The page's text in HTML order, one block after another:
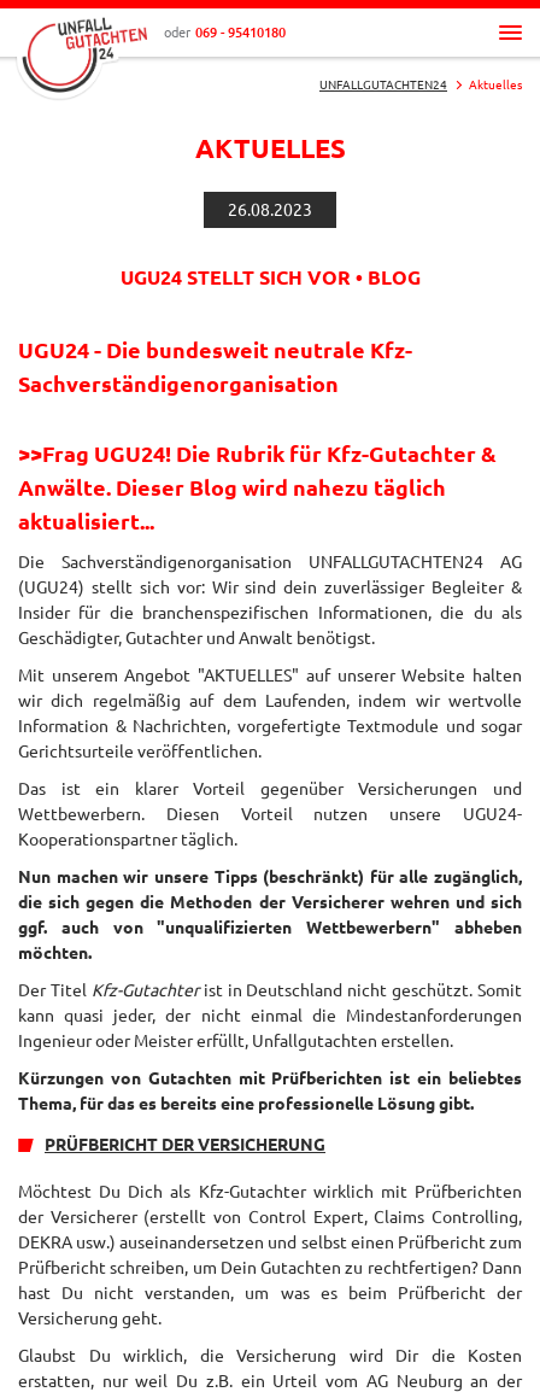
oder 069 - 95410180
UNFALLGUTACHTEN24 Aktuelles
AKTUELLES
26.08.2023
UGU24 STELLT SICH VOR • BLOG
UGU24 - Die bundesweit neutrale Kfz-
Sachverständigenorganisation
>>Frag UGU24! Die Rubrik für Kfz-Gutachter &
Anwälte. Dieser Blog wird nahezu täglich
aktualisiert...
Die Sachverständigenorganisation UNFALLGUTACHTEN24 AG
(UGU24) stellt sich vor: Wir sind dein zuverlässiger Begleiter &
Insider für die branchenspezifischen Informationen, die du als
Geschädigter, Gutachter und Anwalt benötigst.
Mit unserem Angebot "AKTUELLES" auf unserer Website halten
wir dich regelmäßig auf dem Laufenden, indem wir wertvolle
Information & Nachrichten, vorgefertigte Textmodule und sogar
Gerichtsurteile veröffentlichen.
Das ist ein klarer Vorteil gegenüber Versicherungen und
Wettbewerbern. Diesen Vorteil nutzen unsere UGU24-
Kooperationspartner täglich.
Nun machen wir unsere Tipps (beschränkt) für alle zugänglich,
die sich gegen die Methoden der Versicherer wehren und sich
ggf. auch von "unqualifizierten Wettbewerbern" abheben
möchten.
Der Titel Kfz-Gutachterist in Deutschland nicht geschützt. Somit
kann quasi jeder, der nicht einmal die Mindestanforderungen
Ingenieur oder Meister erfüllt, Unfallgutachten erstellen.
Kürzungen von Gutachten mit Prüfberichten ist ein beliebtes
Thema, für das es bereits eine professionelle Lösung gibt.
PRÜFBERICHT DER VERSICHERUNG
Möchtest Du Dich als Kfz-Gutachter wirklich mit Prüfberichten
der Versicherer (erstellt von Control Expert, Claims Controlling,
DEKRA usw.) auseinandersetzen und selbst einen Prüfbericht zum
Prüfbericht schreiben, um Dein Gutachten zu rechtfertigen? Dann
hast Du nicht verstanden, um was es beim Prüfbericht der
Versicherung geht.
Glaubst Du wirklich, die Versicherung wird Dir die Kosten
erstatten, nur weil Du z.B. ein Urteil vom AG Neuburg an der